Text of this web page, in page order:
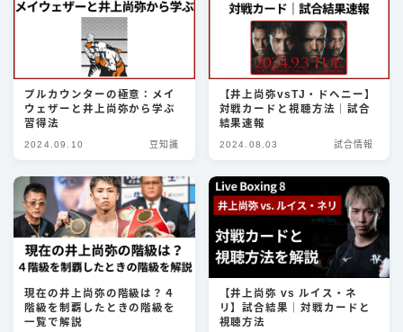
BreakingDown
視聴方法
トレーニング
パンチ
キック
ディフェンス
立ち技
グラップリング
選手
プルカウンターの極意：メイ
ウェザーと井上尚弥から学ぶ
習得法
2024.09.10 豆知識
【井上尚弥vsTJ・ドヘニー】
対戦カードと視聴方法｜試合
結果速報
2024.08.03 試合情報
現在の井上尚弥の階級は？４
階級を制覇したときの階級を
一覧で解説
【井上尚弥 vs ルイス・ネ
リ】試合結果｜対戦カードと
視聴方法